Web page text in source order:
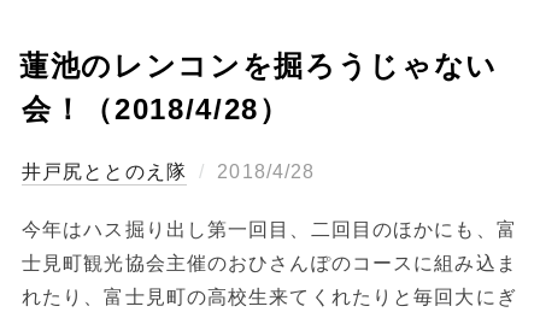
蓮池のレンコンを掘ろうじゃない
会！（2018/4/28）
ととのえ隊
投
日:
2018/4/28
今年はハス掘り出し第一回目、二回目のほかにも、富
士見町観光協会主催のおひさんぽのコースに組み込ま
れたり、富士見町の高校生来てくれたりと毎回大にぎ